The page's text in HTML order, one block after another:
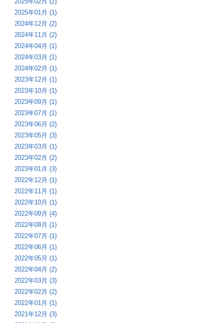
2025年01月 (1)
2024年12月 (2)
2024年11月 (2)
2024年04月 (1)
2024年03月 (1)
2024年02月 (1)
2023年12月 (1)
2023年10月 (1)
2023年09月 (1)
2023年07月 (1)
2023年06月 (2)
2023年05月 (3)
2023年03月 (1)
2023年02月 (2)
2023年01月 (3)
2022年12月 (1)
2022年11月 (1)
2022年10月 (1)
2022年09月 (4)
2022年08月 (1)
2022年07月 (1)
2022年06月 (1)
2022年05月 (1)
2022年04月 (2)
2022年03月 (3)
2022年02月 (2)
2022年01月 (1)
2021年12月 (3)